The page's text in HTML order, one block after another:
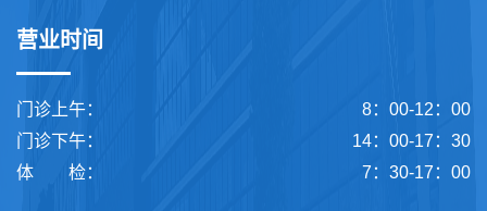
营业时间
门诊上午：
8：00-12：00
门诊下午：
14：00-17：30
体 检：
7：30-17：00